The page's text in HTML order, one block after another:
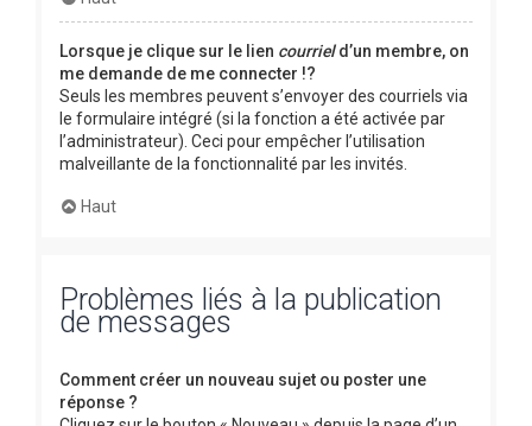
Lorsque je clique sur le lien courrield’un membre, on
me demande de me connecter !?
Seuls les membres peuvent s’envoyer des courriels via
le formulaire intégré (si la fonction a été activée par
l’administrateur). Ceci pour empêcher l’utilisation
malveillante de la fonctionnalité par les invités.
Haut
Problèmes liés à la publication
de messages
Comment créer un nouveau sujet ou poster une
réponse ?